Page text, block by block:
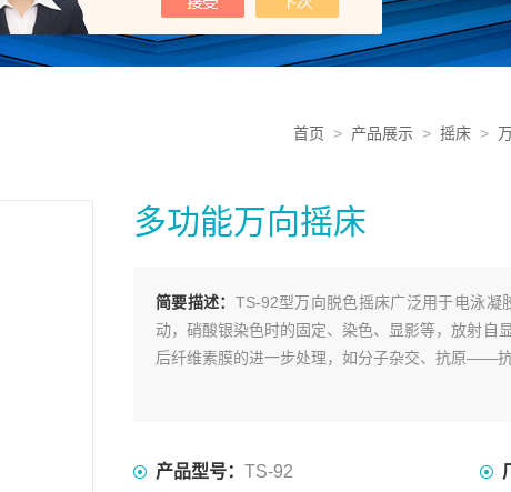
首页 > 产品展示 > 摇床 >
多功能万向摇床
简要描述： TS-92型万向脱色摇床广泛用于电泳凝
动，硝酸银染色时的固定、染色、显影等，放射自
后纤维素膜的进一步处理，如分子杂交、抗原——
产品型号： TS-92